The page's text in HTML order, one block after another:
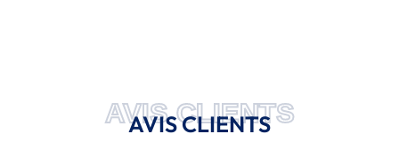
AVIS CLIENTS
AVIS CLIENTS